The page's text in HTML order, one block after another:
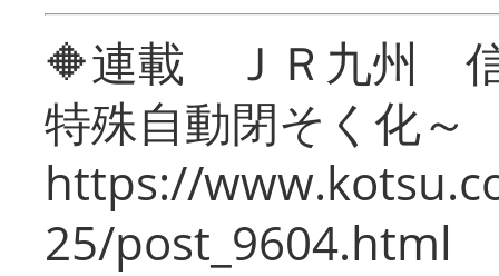
🔶連載 ＪＲ九州 信
特殊自動閉そく化～
https://
25/post_9604.html